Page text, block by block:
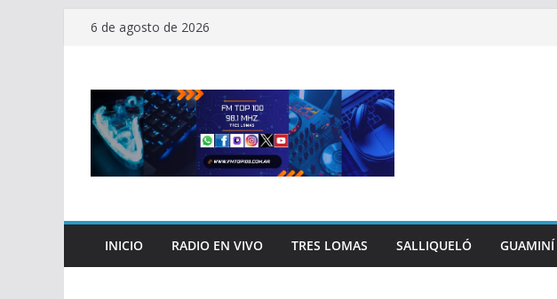
Saltar6 de agosto de 2026
INICIO RADIO EN VIVO TRES LOMAS SALLIQUELÓ GUAMINÍ